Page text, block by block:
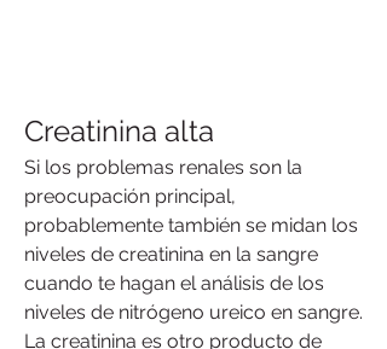
Creatinina alta
Si los problemas renales son la
preocupación principal,
probablemente también se midan los
niveles de creatinina en la sangre
cuando te hagan el análisis de los
niveles de nitrógeno ureico en sangre.
La creatinina es otro producto de